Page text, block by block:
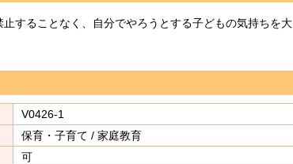
することなく、自分でやろうとする子どもの気持ちを大
V0426-1
保育・子育て / 家庭教育
可